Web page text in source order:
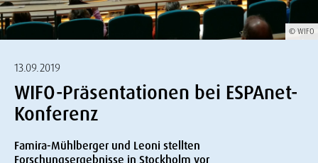
© WIFO
13.09.2019
WIFO-Präsentationen bei ESPAnet-
Konferenz
Famira-Mühlberger und Leoni stellten
Forschungsergebnisse in Stockholm vor